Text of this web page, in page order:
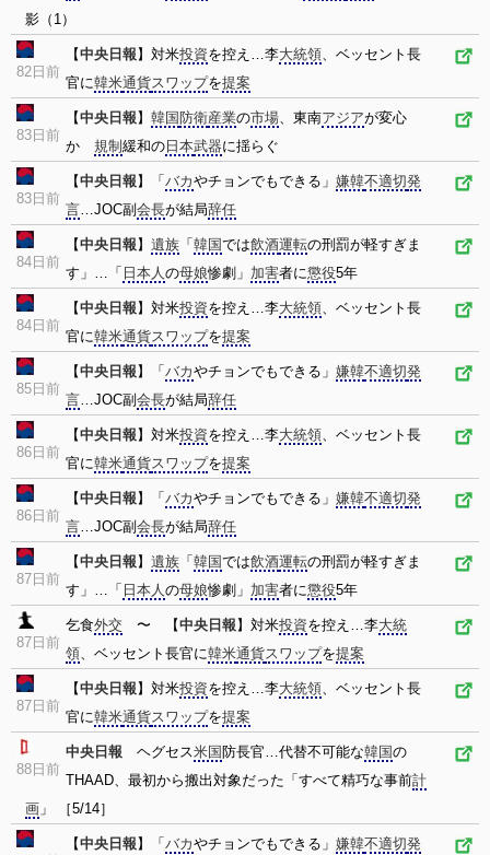
影（1）
82日前
【中央日報 】対米投資を控え…李大統領、ベッセント長
官に韓米通貨スワップを提案
83日前
【中央日報 】 韓国 防衛産業の市場、東南アジアが変心
か 規制 緩和の 日本武器に揺らぐ
83日前
【中央日報 】「 バカやチョンでもできる」 嫌韓不適切発
言…JOC副 会長が結局辞任
84日前
【中央日報 】 遺族 「 韓国では飲酒運転の刑罰が軽すぎま
す」…「 日本人の母娘惨劇」 加害者に懲役5年
84日前
【中央日報 】対米投資を控え…李大統領、ベッセント長
官に韓米通貨スワップを提案
85日前
【中央日報 】「 バカやチョンでもできる」 嫌韓不適切発
言…JOC副 会長が結局辞任
86日前
【中央日報 】対米投資を控え…李大統領、ベッセント長
官に韓米通貨スワップを提案
86日前
【中央日報 】「 バカやチョンでもできる」 嫌韓不適切発
言…JOC副 会長が結局辞任
87日前
【中央日報 】 遺族 「 韓国では飲酒運転の刑罰が軽すぎま
す」…「 日本人の母娘惨劇」 加害者に懲役5年
87日前
乞食外交 〜 【中央日報 】対米投資を控え…李大統
領、ベッセント長官に韓米通貨スワップを提案
87日前
【中央日報 】対米投資を控え…李大統領、ベッセント長
官に韓米通貨スワップを提案
88日前
中央日報 ヘグセス米国 防長官…代替不可能な韓国の
THAAD、最初から搬出対象だった「すべて精巧な事前計
画 」 ［5/14］
【中央日報 】「 バカやチョンでもできる」 嫌韓不適切発